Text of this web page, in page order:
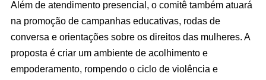
Além de atendimento presencial, o comitê também atuará
na promoção de campanhas educativas, rodas de
conversa e orientações sobre os direitos das mulheres. A
proposta é criar um ambiente de acolhimento e
empoderamento, rompendo o ciclo de violência e